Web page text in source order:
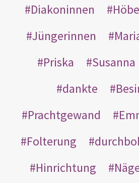
Diakoninnen
Höbe
Jüngerinnen
Priska
Susanna
dankte
Prachtgewand
Folterung
Hinrichtung